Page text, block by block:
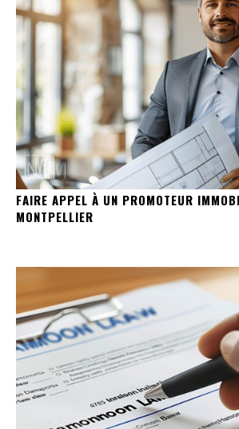
FAIRE APPEL À UN PROMOTEUR
MONTPELLIER